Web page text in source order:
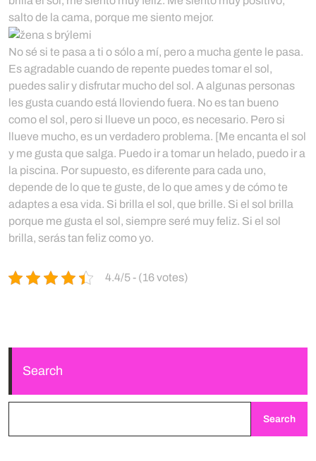
salto de la cama, porque me siento mejor.
No sé si te pasa a ti o sólo a mí, pero a mucha gente le pasa.
Es agradable cuando de repente puedes tomar el sol,
puedes salir y disfrutar mucho del sol. A algunas personas
les gusta cuando está lloviendo fuera. No es tan bueno
como el sol, pero si llueve un poco, es necesario. Pero si
llueve mucho, es un verdadero problema. [Me encanta el sol
y me gusta que salga. Puedo ir a tomar un helado, puedo ir a
la piscina. Por supuesto, es diferente para cada uno,
depende de lo que te guste, de lo que ames y de cómo te
adaptes a esa vida. Si brilla el sol, que brille. Si el sol brilla
porque me gusta el sol, siempre seré muy feliz. Si el sol
brilla, serás tan feliz como yo.
4.4/5 - (16 votes)
Search
Search